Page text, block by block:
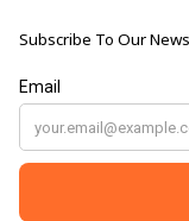
Subscribe To Our